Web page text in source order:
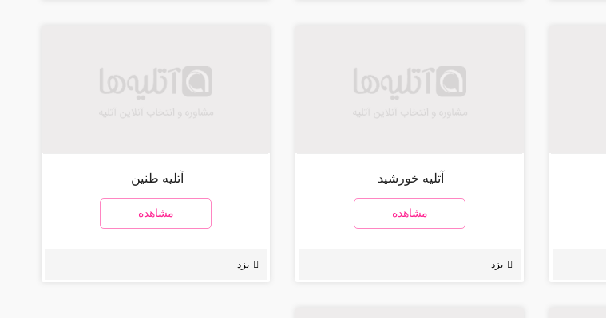
آتلیه خورشید
مشاهده
یزد
آتلیه طنین
مشاهده
یزد